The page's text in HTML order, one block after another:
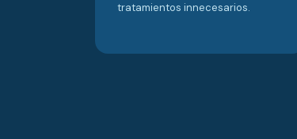
tratamientos innecesarios.